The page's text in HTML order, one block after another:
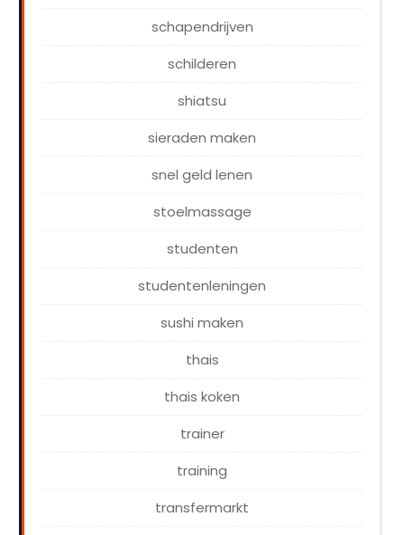
schapendrijven
schilderen
shiatsu
sieraden maken
snel geld lenen
stoelmassage
studenten
studentenleningen
sushi maken
thais
thais koken
trainer
training
transfermarkt